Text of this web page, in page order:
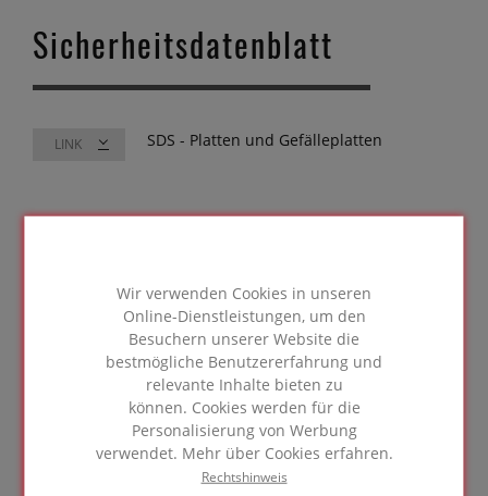
Wir verwenden Cookies in unseren
Online-Dienstleistungen, um den
Besuchern unserer Website die
bestmögliche Benutzererfahrung und
relevante Inhalte bieten zu
können. Cookies werden für die
Personalisierung von Werbung
verwendet. Mehr über Cookies erfahren.
Rechtshinweis
Sicherheitsdatenblatt
LINK SDS - Platten und Gefälleplatten
Wir bieten Ihnen zahlreiche Dämmprodukte
samt Zubehör, um die ideale Lösung für Ihr
Projekt zu realisieren. Abhängig von Ihren
Anforderungen in puncto Wärmeleitfähigkeit,
Druckfestigkeit, Befestigungssystem etc.
haben wir ein breites Sortiment an
Dämmprodukten und Zubehör zur Auswahl.
Besuchen Sie unsere Produktseiten für